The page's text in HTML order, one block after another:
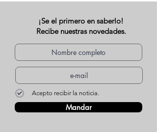
¡Se el primero en saberlo!
Recibe nuestras novedades.
Acepto recibir la noticia.
Mandar